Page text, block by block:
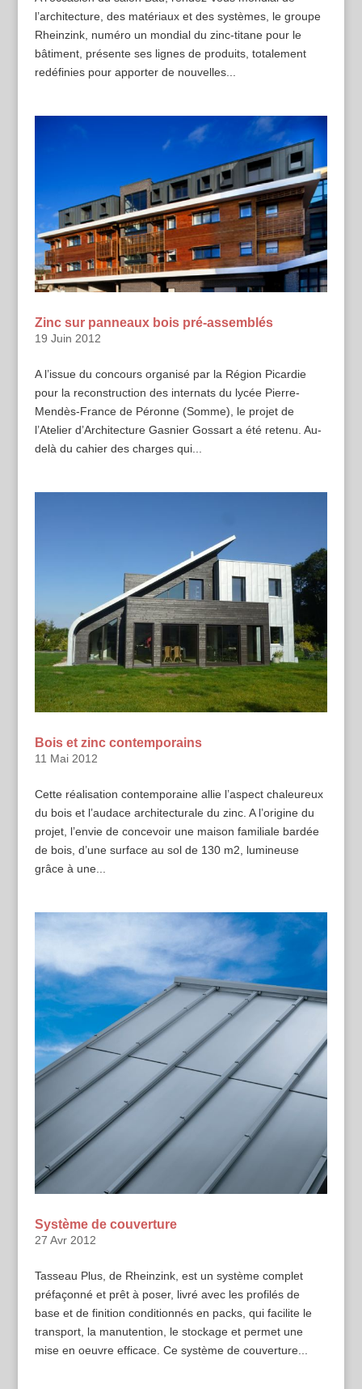
l’architecture, des matériaux et des systèmes, le groupe
Rheinzink, numéro un mondial du zinc-titane pour le
bâtiment, présente ses lignes de produits, totalement
redéfinies pour apporter de nouvelles...
Zinc sur panneaux bois pré-assemblés
19 Juin 2012
A l’issue du concours organisé par la Région Picardie
pour la reconstruction des internats du lycée Pierre-
Mendès-France de Péronne (Somme), le projet de
l’Atelier d’Architecture Gasnier Gossart a été retenu. Au-
delà du cahier des charges qui...
Bois et zinc contemporains
11 Mai 2012
Cette réalisation contemporaine allie l’aspect chaleureux
du bois et l’audace architecturale du zinc. A l’origine du
projet, l’envie de concevoir une maison familiale bardée
de bois, d’une surface au sol de 130 m2, lumineuse
grâce à une...
Système de couverture
27 Avr 2012
Tasseau Plus, de Rheinzink, est un système complet
préfaçonné et prêt à poser, livré avec les profilés de
base et de finition conditionnés en packs, qui facilite le
transport, la manutention, le stockage et permet une
mise en oeuvre efficace. Ce système de couverture...